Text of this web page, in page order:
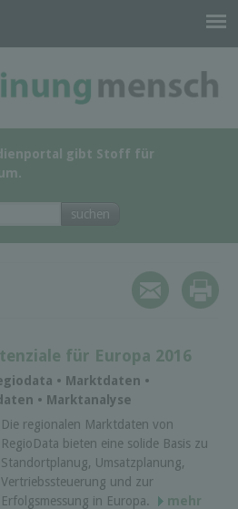
gibt Stoff für
für Europa 2016
• Marktdaten •
• Marktanalyse
Die regionalen Marktdaten von
RegioData bieten eine solide Basis zu
Standortplanug, Umsatzplanung,
Vertriebssteuerung und zur
Erfolgsmessung in Europa.
mehr